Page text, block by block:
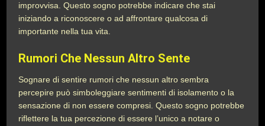
improvvisa. Questo sogno potrebbe indicare che stai
iniziando a riconoscere o ad affrontare qualcosa di
importante nella tua vita.
Rumori Che Nessun Altro Sente
Sognare di sentire rumori che nessun altro sembra
percepire può simboleggiare sentimenti di isolamento o la
sensazione di non essere compresi. Questo sogno potrebbe
riflettere la tua percezione di essere l’unico a notare o